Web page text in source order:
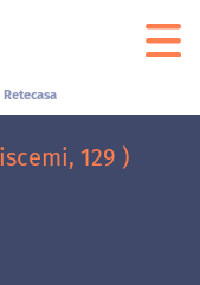
Retecasa
129 )